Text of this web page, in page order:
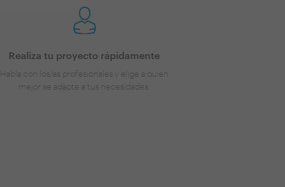
Realiza tu proyecto rápidamente
Habla con los/as profesionales y elige a quien
mejor se adapte a tus necesidades.